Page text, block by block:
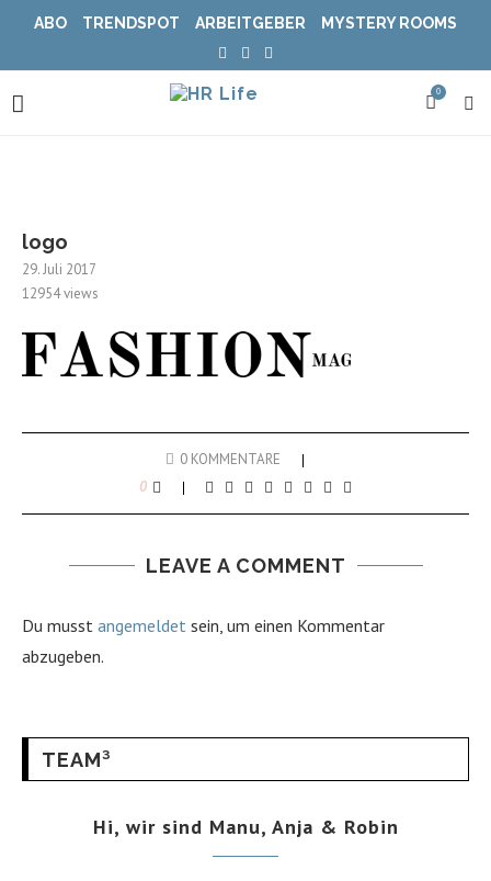
ABO TRENDSPOT ARBEITGEBER MYSTERY ROOMS
0
logo
29. Juli 2017
12954views
0 KOMMENTARE
0
LEAVE A COMMENT
Du musst angemeldet sein, um einen Kommentar
abzugeben.
TEAM³
Hi, wir sind Manu, Anja & Robin